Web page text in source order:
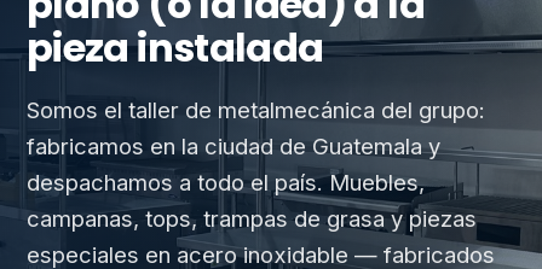
pieza instalada
Somos el taller de metalmecánica del grupo:
fabricamos en la ciudad de Guatemala y
despachamos a todo el país. Muebles,
campanas, tops, trampas de grasa y piezas
especiales en acero inoxidable — fabricados